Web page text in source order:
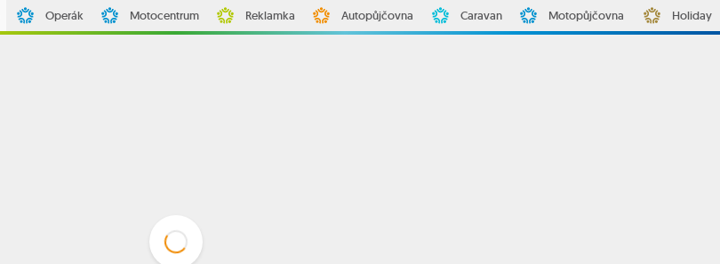
Operák Motocentrum Reklamka Autopůjčovna Caravan Motopůjčovna Holiday